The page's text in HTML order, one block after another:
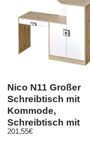
Nico N11 Großer
Schreibtisch mit
Kommode,
Schreibtisch mit
Auszug,
201,55€